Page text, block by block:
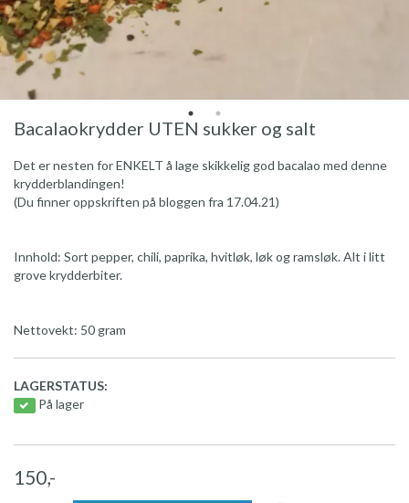
Bacalaokrydder UTEN sukker og salt
Det er nesten for ENKELT å lage skikkelig god bacalao med denne
krydderblandingen!
(Du finner oppskriften på bloggen fra 17.04.21)
Innhold: Sort pepper, chili, paprika, hvitløk, løk og ramsløk. Alt i litt
grove krydderbiter.
Nettovekt: 50 gram
LAGERSTATUS:
På lager
150,-